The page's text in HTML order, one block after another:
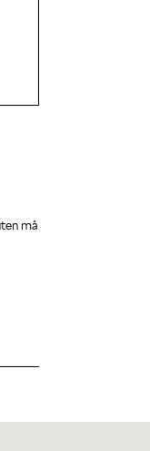
må